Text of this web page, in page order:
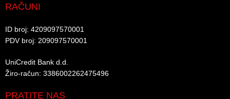
RAČUNI
ID broj: 4209097570001​
PDV broj: 209097570001 ​
UniCredit Bank d.d.​
Žiro-račun: 3386002262475496​​
PRATITE NAS